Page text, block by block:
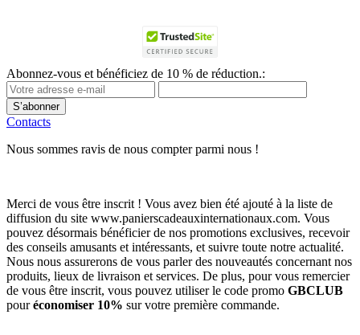
Abonnez-vous et bénéficiez de 10 % de réduction.:
S’abonner
Contacts
Nous sommes ravis de nous compter parmi nous !
Merci de vous être inscrit ! Vous avez bien été ajouté à la liste de
diffusion du site www.panierscadeauxinternationaux.com. Vous
pouvez désormais bénéficier de nos promotions exclusives, recevoir
des conseils amusants et intéressants, et suivre toute notre actualité.
Nous nous assurerons de vous parler des nouveautés concernant nos
produits, lieux de livraison et services. De plus, pour vous remercier
de vous être inscrit, vous pouvez utiliser le code promo GBCLUB
pouréconomiser 10% sur votre première commande.